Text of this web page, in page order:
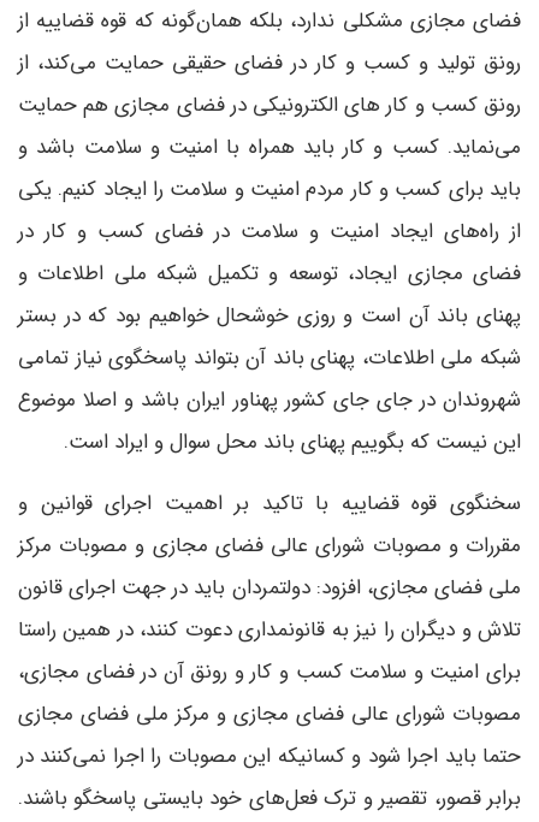
فضای مجازی مشکلی ندارد، بلکه همان‌گونه که قوه قضاییه از
رونق تولید و کسب و کار در فضای حقیقی حمایت می‌کند، از
رونق کسب و کار های الکترونیکی در فضای مجازی هم حمایت
می‌نماید. کسب و کار باید همراه با امنیت و سلامت باشد و
باید برای کسب و کار مردم امنیت و سلامت را ایجاد کنیم. یکی
از راه‌های ایجاد امنیت و سلامت در فضای کسب و کار در
فضای مجازی ایجاد، توسعه و تکمیل شبکه ملی اطلاعات و
پهنای باند آن است و روزی خوشحال خواهیم بود که در بستر
شبکه ملی اطلاعات، پهنای باند آن بتواند پاسخگوی نیاز تمامی
شهروندان در جای جای کشور پهناور ایران باشد و اصلا موضوع
این نیست که بگوییم پهنای باند محل سوال و ایراد است.
سخنگوی قوه قضاییه با تاکید بر اهمیت اجرای قوانین و
مقررات و مصوبات شورای عالی فضای مجازی و مصوبات مرکز
ملی فضای مجازی، افزود: دولتمردان باید در جهت اجرای قانون
تلاش و دیگران را نیز به قانونمداری دعوت کنند، در همین راستا
برای امنیت و سلامت کسب و کار و رونق آن در فضای مجازی،
مصوبات شورای عالی فضای مجازی و مرکز ملی فضای مجازی
حتما باید اجرا شود و کسانیکه این مصوبات را اجرا نمی‌کنند در
برابر قصور، تقصیر و ترک فعل‌های خود بایستی پاسخگو باشند.